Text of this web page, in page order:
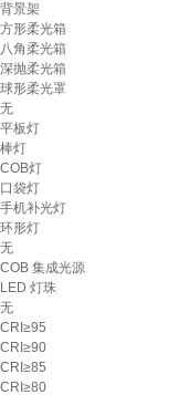
背景架
方形柔光箱
八角柔光箱
深抛柔光箱
球形柔光罩
无
平板灯
棒灯
COB灯
口袋灯
手机补光灯
环形灯
无
COB 集成光源
LED 灯珠
无
CRI≥95
CRI≥90
CRI≥85
CRI≥80